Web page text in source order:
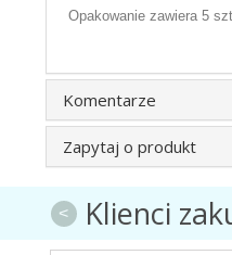
Opakowanie zawiera 5
Komentarze
Zapytaj o produkt
Klienci
<